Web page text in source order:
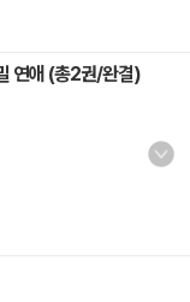
연애 (총2권/완결)